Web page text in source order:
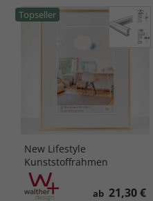
Topseller
New Lifestyle
Kunststoffrahmen
ab 21,30 €